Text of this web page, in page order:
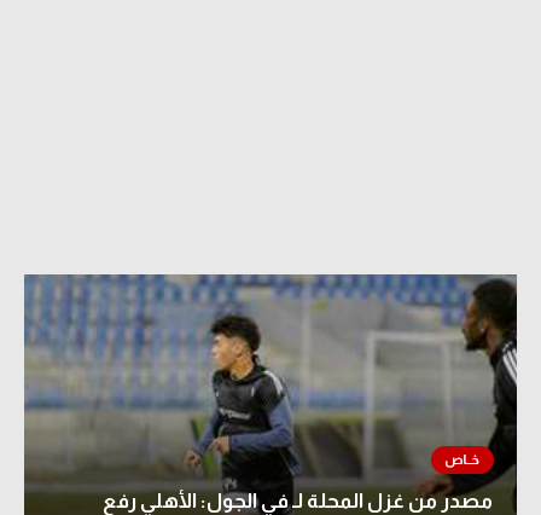
مصدر من غزل المحلة لـ في الجول: الأهلي رفع